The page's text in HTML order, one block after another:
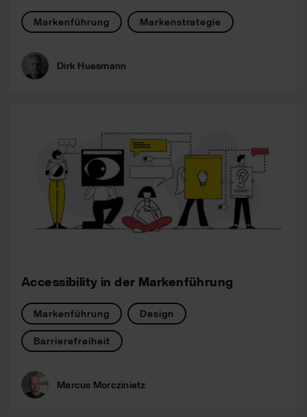
Markenführung Markenstrategie
Dirk Huesmann
Accessibility in der Markenführung
Markenführung
Design
Barrierefreiheit
Marcus Morczinietz